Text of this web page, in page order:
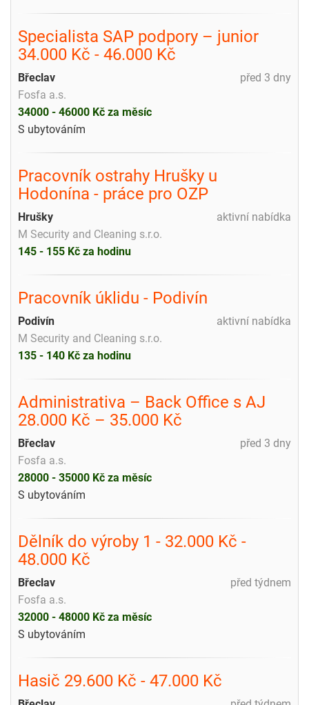
Specialista SAP podpory – junior
34.000 Kč - 46.000 Kč
před 3 dny
Břeclav
Fosfa a.s.
34000 - 46000 Kč za měsíc
S ubytováním
Pracovník ostrahy Hrušky u
Hodonína - práce pro OZP
aktivní nabídka
Hrušky
M Security and Cleaning s.r.o.
145 - 155 Kč za hodinu
Pracovník úklidu - Podivín
aktivní nabídka
Podivín
M Security and Cleaning s.r.o.
135 - 140 Kč za hodinu
Administrativa – Back Office s AJ
28.000 Kč – 35.000 Kč
před 3 dny
Břeclav
Fosfa a.s.
28000 - 35000 Kč za měsíc
S ubytováním
Dělník do výroby 1 - 32.000 Kč -
48.000 Kč
před týdnem
Břeclav
Fosfa a.s.
32000 - 48000 Kč za měsíc
S ubytováním
Hasič 29.600 Kč - 47.000 Kč